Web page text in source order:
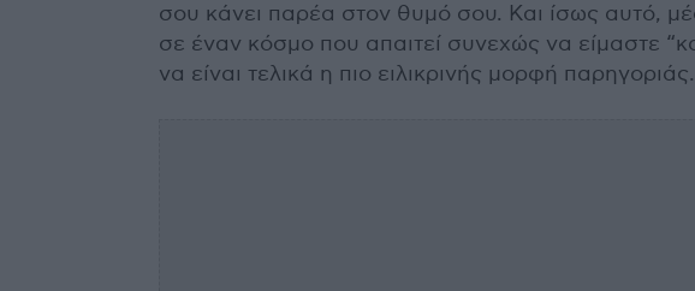
σου κάνει παρέα στον θυμό σου. Και ίσως αυτό,
σε έναν κόσμο που απαιτεί συνεχώς να είμαστε
να είναι τελικά η πιο ειλικρινής μορφή παρηγοριάς.